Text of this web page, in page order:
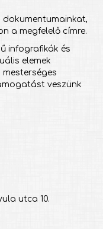
a megfelelő címre.
infografikák és
elemek
mesterséges
veszünk
utca 10.